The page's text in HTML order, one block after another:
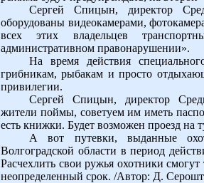
Сергей Спицын, директор
оборудованы видеокамерами,
всех этих владельцев
административном правонарушении».
На время действия
грибникам, рыбакам и просто
привилегии.
Сергей Спицын, директор
жители поймы, советуем им иметь
есть книжки. Будет возможен проезд на
А вот путевки, выданные
Волгоградской области в период
Расчехлить свои ружья охотники
неопределенный срок. /Автор: Д.